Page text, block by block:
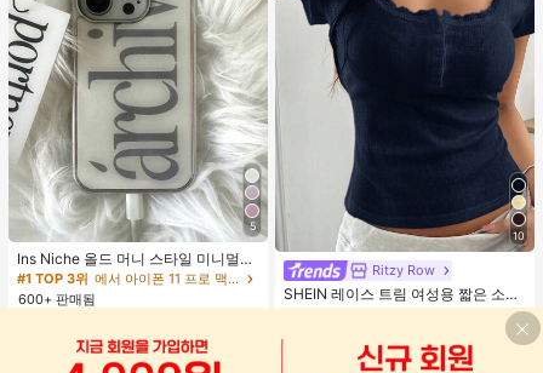
5
Ins Niche 올드 머니 스타일 미니멀리
스트 영국식 전기 도금 실버 엣지 풀
커버리지 휴대폰 케이스, 아이폰 16 프
로 맥스, 애플 17 프로 맥스, 1/3/12/11,
#1 TOP 3위
에서 아이폰 11 프로 맥스 패션 폰 케이스
600+ 판매됨
10
Ritzy Row
SHEIN 레이스 트림 여성용 짧은 소매
티셔츠, 슬림핏 여름 새 3버튼 전면 반
#3 TOP 3위
나이트 아웃 여성 티셔츠
원 -31%